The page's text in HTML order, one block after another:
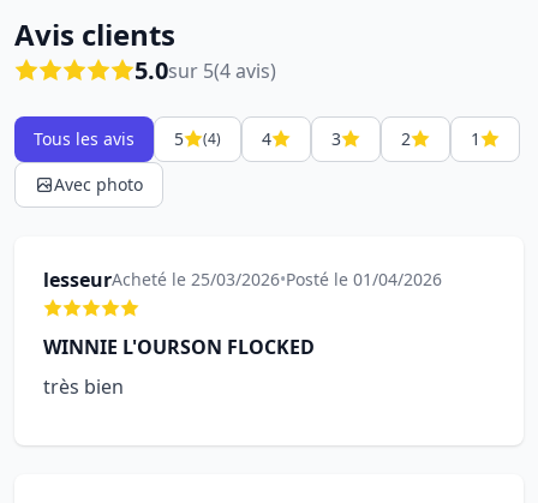
Avis clients
5.0sur 5(4 avis)
Tous les avis 5 (4) 4 3 2
1
Avec photo
lesseurAcheté le 25/03/2026•Posté le 01/04/2026
WINNIE L'OURSON FLOCKED
très bien